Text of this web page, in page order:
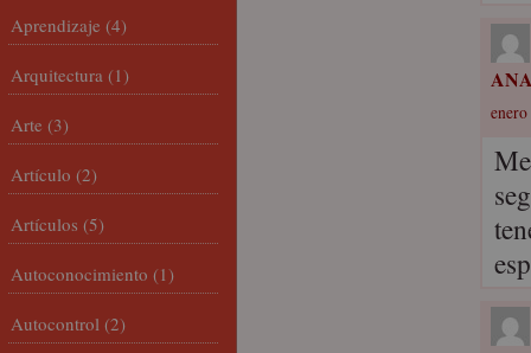
Aprendizaje (4)
Arquitectura (1)
Arte (3)
Artículo (2)
Artículos (5)
Autoconocimiento (1)
Autocontrol (2)